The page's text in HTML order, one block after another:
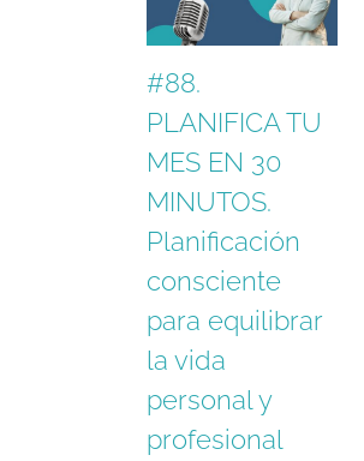
#88.
PLANIFICA TU
MES EN 30
MINUTOS.
Planificación
consciente
para equilibrar
la vida
personal y
profesional